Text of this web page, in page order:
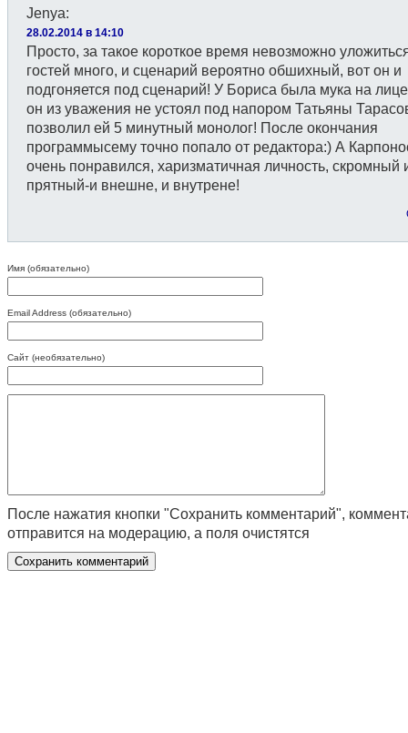
Jenya:
28.02.2014 в 14:10
Просто, за такое короткое время невозможно
гостей много, и сценарий вероятно обшихный, вот он и
подгоняется под сценарий! У Бориса была мука на
он из уважения не устоял под напором Татьяны
позволил ей 5 минутный монолог! После окончания
программысему точно попало от редактора:) А
очень понравился, харизматичная личность, скромный
прятный-и внешне, и внутрене!
Имя (обязательно)
Email Address (обязательно)
Сайт (необязательно)
После нажатия кнопки "Сохранить комментарий",
отправится на модерацию, а поля очистятся